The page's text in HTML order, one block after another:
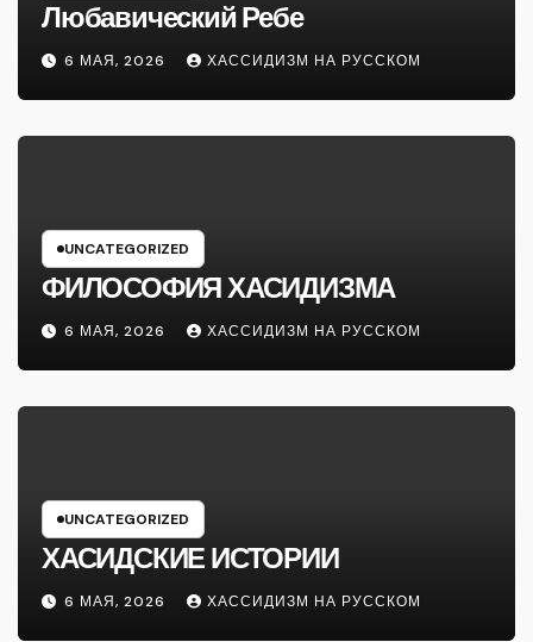
Любавический Ребе
6 МАЯ, 2026 ХАССИДИЗМ НА РУССКОМ
UNCATEGORIZED
ФИЛОСОФИЯ ХАСИДИЗМА
6 МАЯ, 2026 ХАССИДИЗМ НА РУССКОМ
UNCATEGORIZED
ХАСИДСКИЕ ИСТОРИИ
6 МАЯ, 2026 ХАССИДИЗМ НА РУССКОМ